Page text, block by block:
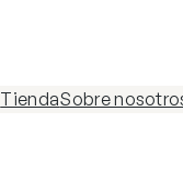
TiendaSobre